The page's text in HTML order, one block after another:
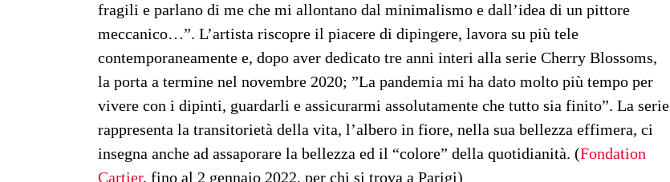
fragili e parlano di me che mi allontano dal minimalismo e dall’idea di un pittore
meccanico…”. L’artista riscopre il piacere di dipingere, lavora su più tele
contemporaneamente e, dopo aver dedicato tre anni interi alla serie Cherry Blossoms,
la porta a termine nel novembre 2020; ”La pandemia mi ha dato molto più tempo per
vivere con i dipinti, guardarli e assicurarmi assolutamente che tutto sia finito”. La serie
rappresenta la transitorietà della vita, l’albero in fiore, nella sua bellezza effimera, ci
insegna anche ad assaporare la bellezza ed il “colore” della quotidianità. (Fondation
Cartier, fino al 2 gennaio 2022, per chi si trova a Parigi)